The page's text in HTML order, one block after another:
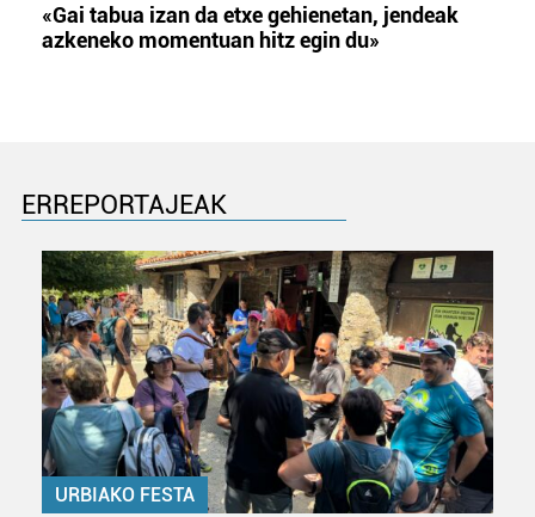
«Gai tabua izan da etxe gehienetan, jendeak
azkeneko momentuan hitz egin du»
ERREPORTAJEAK
URBIAKO FESTA